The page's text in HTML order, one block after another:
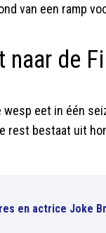
van een ramp
naar de
wesp eet in één
rest bestaat uit
en actrice Joke